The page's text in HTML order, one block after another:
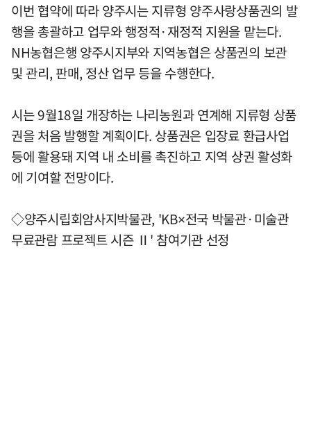
이번 협약에 따라 양주시는 지류형 양주사랑상품권의 발
행을 총괄하고 업무와 행정적·재정적 지원을 맡는다.
NH농협은행 양주시지부와 지역농협은 상품권의 보관
및 관리, 판매, 정산 업무 등을 수행한다.
시는 9월18일 개장하는 나리농원과 연계해 지류형 상품
권을 처음 발행할 계획이다. 상품권은 입장료 환급사업
등에 활용돼 지역 내 소비를 촉진하고 지역 상권 활성화
에 기여할 전망이다.
◇양주시립회암사지박물관, 'KB×전국 박물관·미술관
무료관람 프로젝트 시즌 Ⅱ' 참여기관 선정